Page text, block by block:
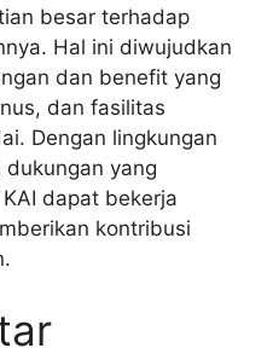
besar terhadap
Hal ini diwujudkan
dan benefit yang
dan fasilitas
Dengan lingkungan
yang
dapat bekerja
kontribusi